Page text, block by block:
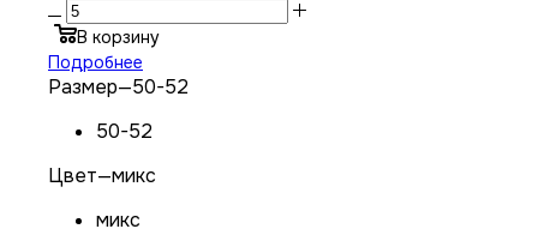
В корзину
Подробнее
Размер—50-52
50-52
Цвет—микс
микс